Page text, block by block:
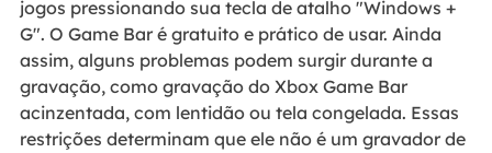
jogos pressionando sua tecla de atalho "Windows +
G". O Game Bar é gratuito e prático de usar. Ainda
assim, alguns problemas podem surgir durante a
gravação, como gravação do Xbox Game Bar
acinzentada, com lentidão ou tela congelada. Essas
restrições determinam que ele não é um gravador de